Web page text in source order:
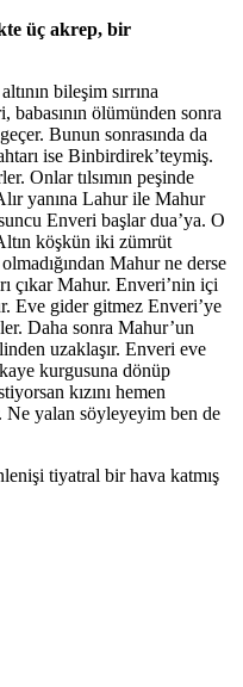
üç akrep, bir
bileşim sırrına
babasının ölümünden sonra
Bunun sonrasında da
ise Binbirdirek’teymiş.
Onlar tılsımın peşinde
yanına Lahur ile Mahur
Enveri başlar dua’ya. O
köşkün iki zümrüt
Mahur ne derse
çıkar Mahur. Enveri’nin içi
Eve gider gitmez Enveri’ye
Daha sonra Mahur’un
uzaklaşır. Enveri eve
kurgusuna dönüp
kızını hemen
Ne yalan söyleyeyim ben de
tiyatral bir hava katmış